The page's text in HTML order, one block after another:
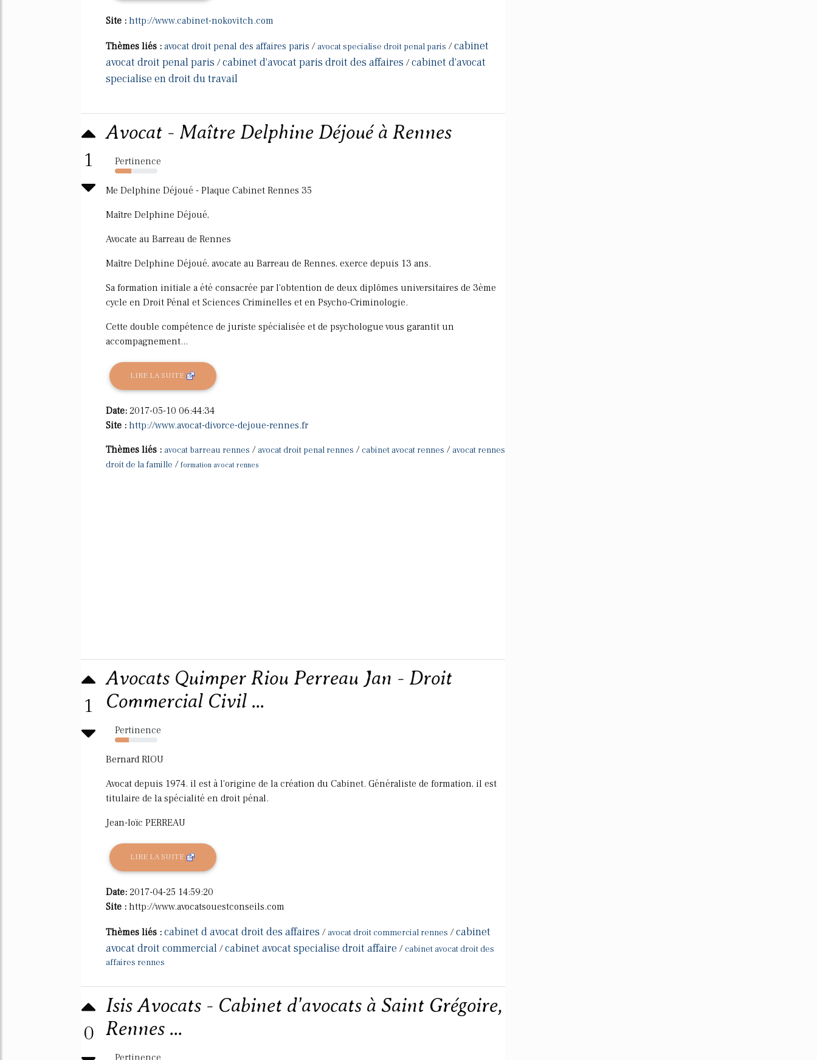
Site : http://www.cabinet-nokovitch.com
Thèmes liés : avocat droit penal des affaires paris / avocat specialise droit penal paris /cabinet
avocat droit penal paris /cabinet d'avocat paris droit des affaires /cabinet d'avocat
specialise en droit du travail
1
Avocat - Maître Delphine Déjoué à Rennes
Pertinence
39%
Me Delphine Déjoué - Plaque Cabinet Rennes 35
Maître Delphine Déjoué,
Avocate au Barreau de Rennes
Maître Delphine Déjoué, avocate au Barreau de Rennes, exerce depuis 13 ans.
Sa formation initiale a été consacrée par l'obtention de deux diplômes universitaires de 3ème
cycle en Droit Pénal et Sciences Criminelles et en Psycho-Criminologie.
Cette double compétence de juriste spécialisée et de psychologue vous garantit un
accompagnement...
LIRE LA SUITE
Date: 2017-05-10 06:44:34
Site : http://www.avocat-divorce-dejoue-rennes.fr
Thèmes liés : avocat barreau rennes / avocat droit penal rennes / cabinet avocat rennes / avocat rennes
droit de la famille / formation avocat rennes
1
Avocats Quimper Riou Perreau Jan - Droit
Commercial Civil ...
Pertinence
33%
Bernard RIOU
Avocat depuis 1974. il est à l'origine de la création du Cabinet. Généraliste de formation, il est
titulaire de la spécialité en droit pénal.
Jean-loïc PERREAU
LIRE LA SUITE
Date: 2017-04-25 14:59:20
Site : http://www.avocatsouestconseils.com
Thèmes liés : cabinet d avocat droit des affaires / avocat droit commercial rennes /cabinet
avocat droit commercial /cabinet avocat specialise droit affaire / cabinet avocat droit des
affaires rennes
0
Isis Avocats - Cabinet d'avocats à Saint Grégoire,
Rennes ...
Pertinence